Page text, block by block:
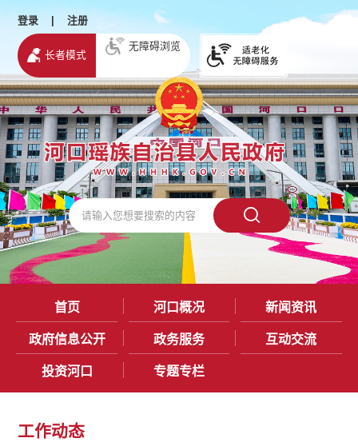
登录 | 注册
长者模式
无障碍浏览
首页 河口概况 新闻资讯
政府信息公开 政务服务 互动交流
投资河口 专题专栏
工作动态